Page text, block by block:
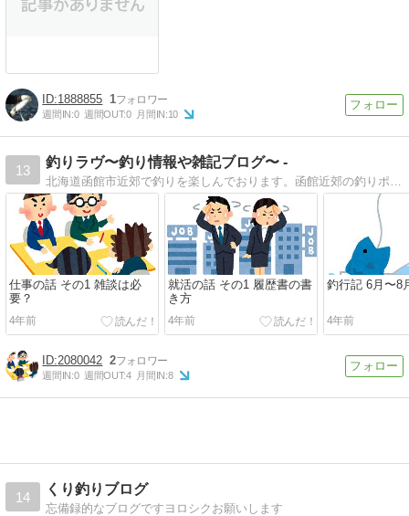
1888855 1
週間IN:0 週間OUT:0 月間IN:10
13
釣りラヴ〜釣り情報や雑記ブログ〜 -
仕事の話 その1 雑談は必
要？
4年前
就活の話 その1 履歴書の書
き方
4年前
釣行記 6月〜8
4年前
2080042 2
週間IN:0 週間OUT:4 月間IN:8
14
くり釣りブログ
忘備録的なブログですヨロシクお願いします